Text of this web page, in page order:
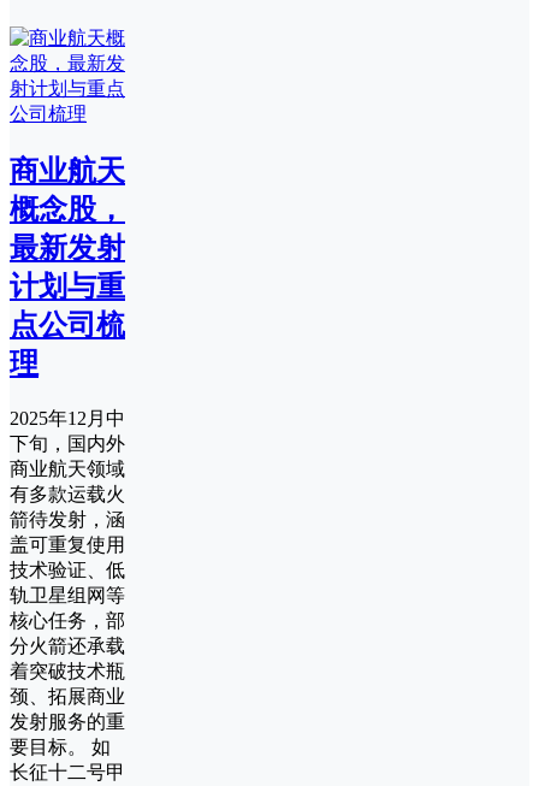
商业航天
概念股，
最新发射
计划与重
点公司梳
理
2025年12月中
下旬，国内外
商业航天领域
有多款运载火
箭待发射，涵
盖可重复使用
技术验证、低
轨卫星组网等
核心任务，部
分火箭还承载
着突破技术瓶
颈、拓展商业
发射服务的重
要目标。 如
长征十二号甲